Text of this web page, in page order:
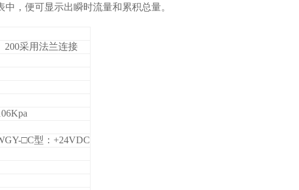
，便可显示出瞬时流量和累积总量。
200采用法兰连接
□C型：+24VDC